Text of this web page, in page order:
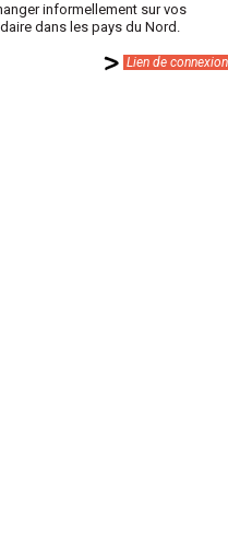
informellement sur vos
dans les pays du Nord.
Lien de connexion